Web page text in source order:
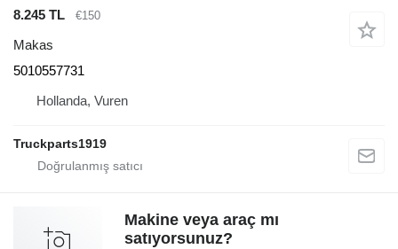
8.245 TL €150
Makas
5010557731
Hollanda, Vuren
Truckparts1919
Makine veya araç mı
satıyorsunuz?